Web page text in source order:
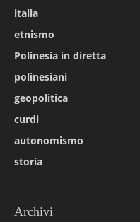
italia
etnismo
Polinesia in diretta
polinesiani
geopolitica
curdi
autonomismo
storia
Archivi